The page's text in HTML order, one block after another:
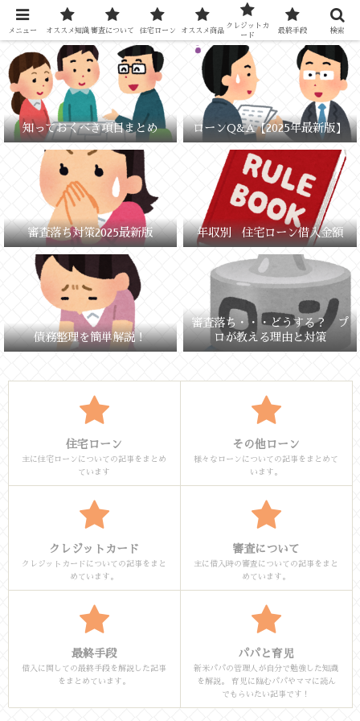
元銀行員が教える「失敗しないお金の選び方」
知っておくべき項目まとめ ローンQ&A【2025年最新版】
審査落ち対策2025最新版 年収別 住宅ローン借入金額
債務整理を簡単解説！
審査落ち・・・どうする？ プ
ロが教える理由と対策
住宅ローン
主に住宅ローンについての記事をまとめ
ています
その他ローン
様々なローンについての記事をまとめて
います。
クレジットカード
クレジットカードについての記事をまと
めています。
審査について
主に借入時の審査についての記事をまと
めています。
最終手段
借入に関しての最終手段を解説した記事
をまとめています。
パパと育児
新米パパの管理人が自分で勉強した知識
を解説。 育児に臨むパパやママに読ん
でもらいたい記事です！
メニュー オススメ知識 審査について 住宅ローン オススメ商品
クレジットカ
ード
最終手段 検索